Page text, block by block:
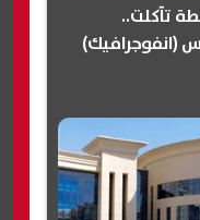
تآكلت..
(انفوجرافيك)